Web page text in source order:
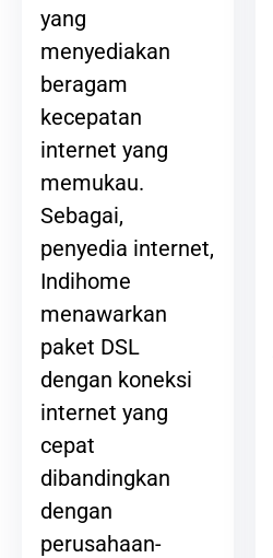
yang
menyediakan
beragam
kecepatan
internet yang
memukau.
Sebagai,
penyedia internet,
Indihome
menawarkan
paket DSL
dengan koneksi
internet yang
cepat
dibandingkan
dengan
perusahaan-